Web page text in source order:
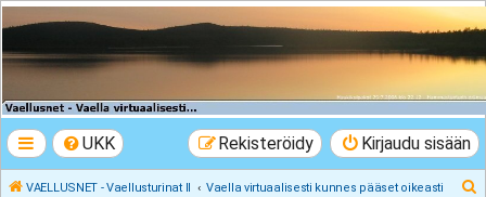
VAELLUSNET -
Vaellusturinat II
UKK Kirjaudu sisään
Rekisteröidy
VAELLUSNET - Vaellusturinat II Vaella virtuaalisesti kunnes pääset oikeasti